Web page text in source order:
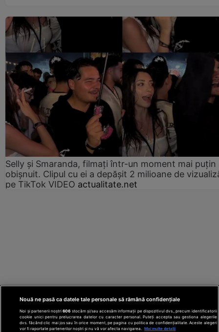
Selly și Smaranda, filmați într-un moment mai puțin
obișnuit. Clipul cu ei a depășit 2 milioane de
pe TikTok VIDEO actualitate.net
Nouă ne pasă ca datele tale personale să rămână confidențiale
Noi și partenerii noștri606 stocăm și/sau accesăm informații pe dispozitivul dvs., precum identificatorii
cookie unici pentru prelucrarea datelor cu caracter personal. Puteți accepta sau gestiona alegerile
dvs. făcând clic mai jos sau în orice moment, pe pagina cu politica de confidențialitate. Aceste alegeri
vor fi raportate partenerilor noștri și nu vă vor afecta navigarea.
Mai multe detalii